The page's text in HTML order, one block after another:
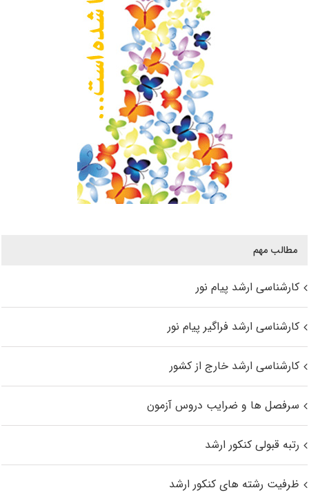
مطالب مهم
کارشناسی ارشد پیام نور
کارشناسی ارشد فراگیر پیام نور
کارشناسی ارشد خارج از کشور
سرفصل ها و ضرایب دروس آزمون
رتبه قبولی کنکور ارشد
ظرفیت رشته های کنکور ارشد